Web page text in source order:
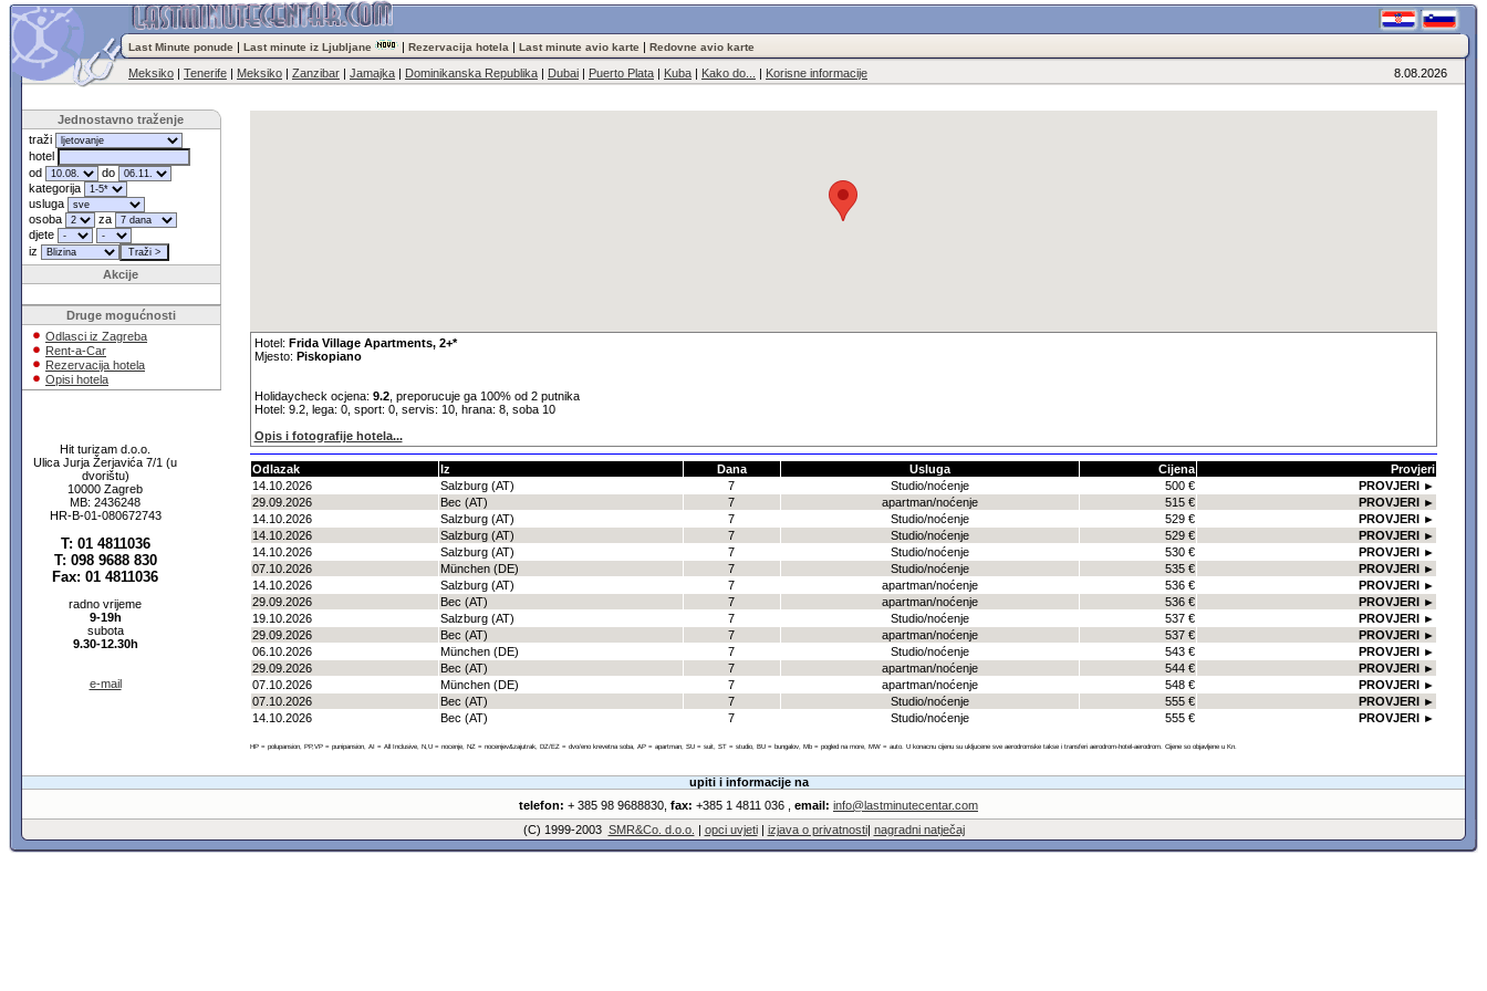
Last Minute ponude | Last minute iz Ljubljane | Rezervacija hotela | Last minute avio karte | Redovne avio karte
Meksiko | Tenerife | Meksiko | Zanzibar | Jamajka | Dominikanska Republika | Dubai | Puerto Plata | Kuba | Kako do... | Korisne informacije 8.08.2026
Jednostavno traženje
traži
hotel
od
do
kategorija
usluga
osoba
za
djete
iz
Akcije
Druge mogućnosti
Odlasci iz Zagreba
Rent-a-Car
Rezervacija hotela
Opisi hotela
Hit turizam d.o.o.
Ulica Jurja Žerjavića 7/1 (u
dvorištu)
10000 Zagreb
MB: 2436248
HR-B-01-080672743
T: 01 4811036
T: 098 9688 830
Fax: 01 4811036
radno vrijeme
9-19h
subota
9.30-12.30h
e-mail
Hotel: Frida Village Apartments, 2+*
Mjesto: Piskopiano
Holidaycheck ocjena: 9.2, preporucuje ga 100% od 2 putnika
Hotel: 9.2, lega: 0, sport: 0, servis: 10, hrana: 8, soba 10
Opis i fotografije hotela...
Odlazak Iz Dana Usluga Cijena
Provjeri
14.10.2026
Salzburg (AT) 7 Studio/noćenje 500 €
PROVJERI ►
29.09.2026
Bec (AT) 7 apartman/noćenje 515 €
PROVJERI ►
14.10.2026
Salzburg (AT) 7 Studio/noćenje 529 €
PROVJERI ►
14.10.2026
Salzburg (AT) 7 Studio/noćenje 529 €
PROVJERI ►
14.10.2026
Salzburg (AT) 7 Studio/noćenje 530 €
PROVJERI ►
07.10.2026
München (DE) 7 Studio/noćenje 535 €
PROVJERI ►
14.10.2026
Salzburg (AT) 7 apartman/noćenje 536 €
PROVJERI ►
29.09.2026
Bec (AT) 7 apartman/noćenje 536 €
PROVJERI ►
19.10.2026
Salzburg (AT) 7 Studio/noćenje 537 €
PROVJERI ►
29.09.2026
Bec (AT) 7 apartman/noćenje 537 €
PROVJERI ►
06.10.2026
München (DE) 7 Studio/noćenje 543 €
PROVJERI ►
29.09.2026
Bec (AT) 7 apartman/noćenje 544 €
PROVJERI ►
07.10.2026
München (DE) 7 apartman/noćenje 548 €
PROVJERI ►
07.10.2026
Bec (AT) 7 Studio/noćenje 555 €
PROVJERI ►
14.10.2026
Bec (AT) 7 Studio/noćenje 555 € PROVJERI ►
HP = polupansion, PP,VP = punipansion, AI = All Inclusive, N,U = nocenje, NZ = nocenjev&zajutrak, DZ/EZ = dvo/eno krevetna soba, AP = apartman, SU = suit, ST = studio, BU = bungalov, Mb = pogled na more, MW = auto. U konacnu cijenu su ukljucene sve aerodromske takse i transferi aerodrom-hotel-aerodrom. Cijene so objavljene u Kn.
upiti i informacije na
telefon: + 385 98 9688830, fax: +385 1 4811 036 , email: info@lastminutecentar.com
(C) 1999-2003 SMR&Co. d.o.o. | opci uvjeti| izjava o privatnosti| nagradni natječaj